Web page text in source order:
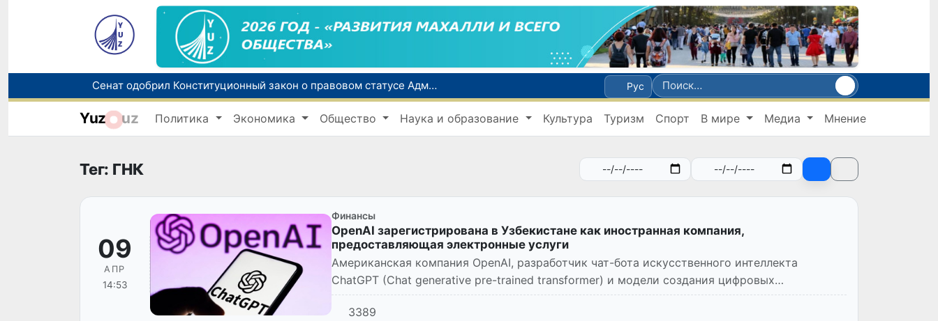
Сенат одобрил Конституционный закон о правовом статусе Администрации Президента Республики Узбекистан
В Ташкенте задержали подозреваемых в распространении крупной партии наркотиков
В Узбекистане упростят назначение пенсий по инвалидности
Рус
Yuz uz Политика Экономика Общество Наука и образование Культура Туризм Спорт В мире Медиа Мнение
Тег: ГНК
09
АПР
14:53
Финансы
OpenAI зарегистрирована в Узбекистане как иностранная компания,
предоставляющая электронные услуги
Американская компания OpenAI, разработчик чат-бота искусственного интеллекта
ChatGPT (Chat generative pre-trained transformer) и модели создания цифровых
изображений DALL-E, зареги...
3389